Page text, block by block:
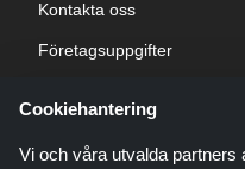
Kontakta oss
Företagsuppgifter
Cookiehantering
Vi och våra utvalda partners